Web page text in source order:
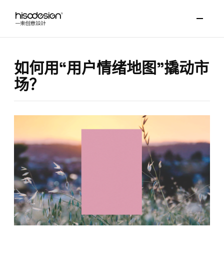
如何用“用户情绪地图”撬动市
场？